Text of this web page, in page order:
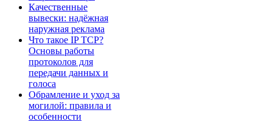
Качественные
вывески: надёжная
наружная реклама
Что такое IP TCP?
Основы работы
протоколов для
передачи данных и
голоса
Обрамление и уход за
могилой: правила и
особенности